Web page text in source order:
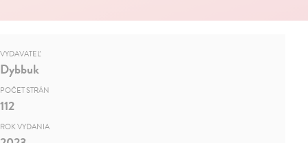
VYDAVATEĽ
Dybbuk
POČET STRÁN
112
ROK VYDANIA